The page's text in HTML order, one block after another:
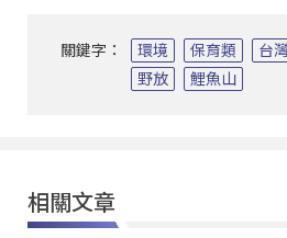
關鍵字： 環境 保育類 台
野放
鯉魚山
相關文章